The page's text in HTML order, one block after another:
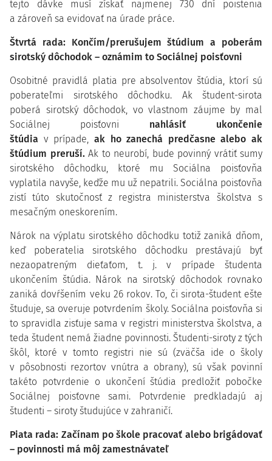
tejto dávke musí získať najmenej 730 dní poistenia
a zároveň sa evidovať na úrade práce.
Štvrtá rada: Končím/prerušujem štúdium a poberám
sirotský dôchodok – oznámim to Sociálnej poisťovni
Osobitné pravidlá platia pre absolventov štúdia, ktorí sú
poberateľmi sirotského dôchodku. Ak študent-sirota
poberá sirotský dôchodok, vo vlastnom záujme by mal
Sociálnej poisťovni nahlásiť
ukončenie
štúdia v prípade, ak ho zanechá predčasne alebo ak
štúdium preruší.Ak to neurobí, bude povinný vrátiť sumy
sirotského dôchodku, ktoré mu Sociálna poisťovňa
vyplatila navyše, keďže mu už nepatrili. Sociálna poisťovňa
zistí túto skutočnosť z registra ministerstva školstva s
mesačným oneskorením.
Nárok na výplatu sirotského dôchodku totiž zaniká dňom,
keď poberatelia sirotského dôchodku prestávajú byť
nezaopatreným dieťaťom, t. j. v prípade študenta
ukončením štúdia. Nárok na sirotský dôchodok rovnako
zaniká dovŕšením veku 26 rokov. To, či sirota-študent ešte
študuje, sa overuje potvrdením školy. Sociálna poisťovňa si
to spravidla zisťuje sama v registri ministerstva školstva, a
teda študent nemá žiadne povinnosti. Študenti-siroty z tých
škôl, ktoré v tomto registri nie sú (zväčša ide o školy
v pôsobnosti rezortov vnútra a obrany), sú však povinní
takéto potvrdenie o ukončení štúdia predložiť pobočke
Sociálnej poisťovne sami. Potvrdenie predkladajú aj
študenti – siroty študujúce v zahraničí.
Piata rada: Začínam po škole pracovať alebo brigádovať
– povinnosti má môj zamestnávateľ